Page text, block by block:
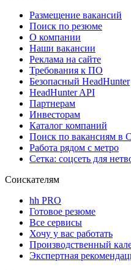
Размещение вакансий
Поиск по резюме
О компании
Наши вакансии
Реклама на сайте
Требования к ПО
Безопасный HeadHunter
HeadHunter API
Партнерам
Инвесторам
Каталог компаний
Поиск по вакансиям в
Работа рядом с метро
Сетка: соцсеть для
Соискателям
hh PRO
Готовое резюме
Все сервисы
Хочу у вас работать
Производственный
Экспертная